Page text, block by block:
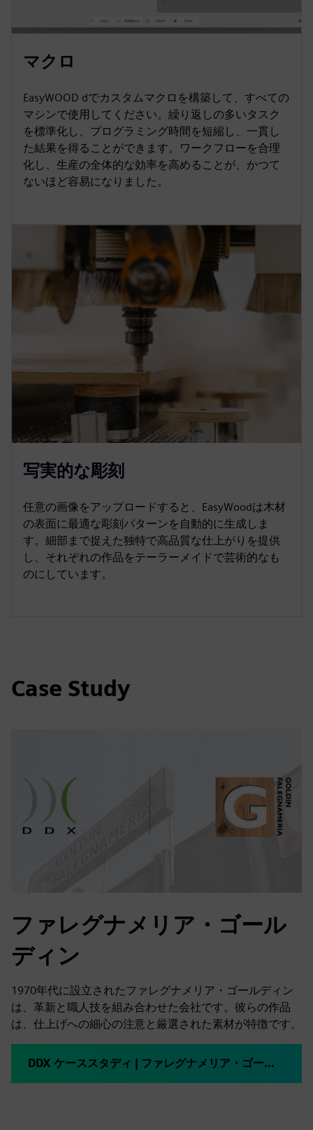
マクロ
EasyWOOD dでカスタムマクロを構築して、すべての
マシンで使用してください。繰り返しの多いタスク
を標準化し、プログラミング時間を短縮し、一貫し
た結果を得ることができます。ワークフローを合理
化し、生産の全体的な効率を高めることが、かつて
ないほど容易になりました。
写実的な彫刻
任意の画像をアップロードすると、EasyWoodは木材
の表面に最適な彫刻パターンを自動的に生成しま
す。細部まで捉えた独特で高品質な仕上がりを提供
し、それぞれの作品をテーラーメイドで芸術的なも
のにしています。
Case Study
ファレグナメリア・ゴール
ディン
1970年代に設立されたファレグナメリア・ゴールディン
は、革新と職人技を組み合わせた会社です。彼らの作品
は、仕上げへの細心の注意と厳選された素材が特徴です。
DDX ケーススタディ | ファレグナメリア・ゴールディン